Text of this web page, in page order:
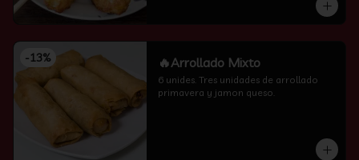
-13% 🔥Arrollado Mixto
6 unides. Tres unidades de arrollado
primavera y jamon queso.